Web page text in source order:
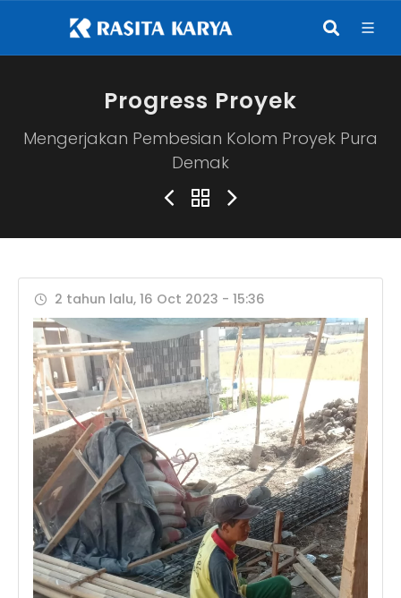
Progress Proyek
Mengerjakan Pembesian Kolom Proyek Pura
Demak
2 tahun lalu, 16 Oct 2023 - 15:36